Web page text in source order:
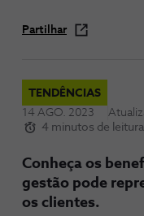
Partilhar
TENDÊNCIAS
14 AGO. 2023
4 minutos de leitura
Conheça os
gestão pode
os clientes.